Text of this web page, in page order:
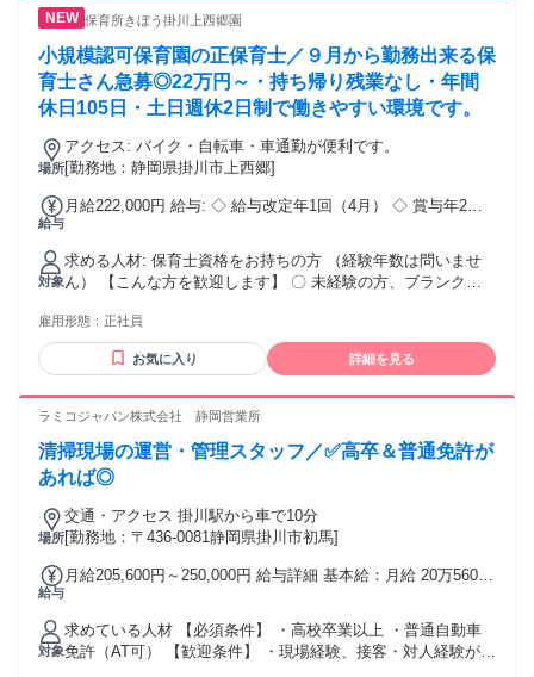
きたい方 ・転勤なしで、地元に腰を据えて長く働きたい方 ・
ワークライフバランスを大切にしながら、安定企業でキャリ
アを描きたい方
保育所きぼう掛川上西郷園
小規模認可保育園の正保育士／９月から勤務出来る保
育士さん急募◎22万円～・持ち帰り残業なし・年間
休日105日・土日週休2日制で働きやすい環境です。
場所
アクセス: バイク・自転車・車通勤が便利です。
[勤務地：静岡県掛川市上西郷]
給与
月給222,000円 給与: ◇ 給与改定年1回（4月） ◇ 賞与年2回
対象
求める人材: 保育士資格をお持ちの方 （経験年数は問いませ
ん） 【こんな方を歓迎します】 〇 未経験の方、ブランクが
業や持ち帰り仕事のない環境で働きたい方 〇 キャリアアップ
を目指している方 （副主任・園長を目指す方も歓迎） 〇 看
護師（正看）資格をお持ちの方も積極採用中 （シニア世代も
大歓迎。 ・看護師(正看)資格・未経験者積極採用・シニアも
育士の転職を考えている方 ・アットホームで雰囲気が良い保
育園を探している方 ・残業少なめの求人をお探しの方 ・キャ
です！／
雇用形態： 正社員
お気に入り 詳細を見る
ラミコジャパン株式会社 静岡営業所
清掃現場の運営・管理スタッフ／✅高卒＆普通免許が
あれば◎
場所
交通・アクセス 掛川駅から車で10分
[勤務地：〒436-0081静岡県掛川市初馬]
給与
月給205,600円～250,000円 給与詳細 基本給：月給 20万5600
払われる通勤・皆勤・家族手当金額：あり 全員に一律で支払
われるその他手当金額：なし ※給与には一律手当・固定残業
代(20時間)含む
対象
求めている人材 【必須条件】 ・高校卒業以上 ・普通自動車
免許（AT可） 【歓迎条件】 ・現場経験、接客・対人経験があ